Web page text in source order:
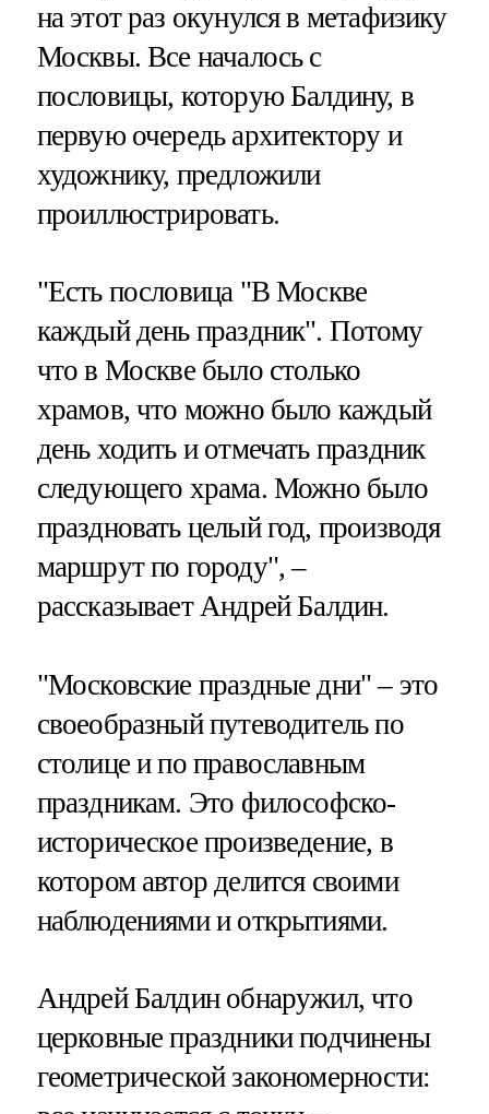
на этот раз окунулся в метафизику
Москвы. Все началось с
пословицы, которую Балдину, в
первую очередь архитектору и
художнику, предложили
проиллюстрировать.
"Есть пословица "В Москве
каждый день праздник". Потому
что в Москве было столько
храмов, что можно было каждый
день ходить и отмечать праздник
следующего храма. Можно было
праздновать целый год, производя
маршрут по городу", –
рассказывает Андрей Балдин.
"Московские праздные дни" – это
своеобразный путеводитель по
столице и по православным
праздникам. Это философско-
историческое произведение, в
котором автор делится своими
наблюдениями и открытиями.
Андрей Балдин обнаружил, что
церковные праздники подчинены
геометрической закономерности: